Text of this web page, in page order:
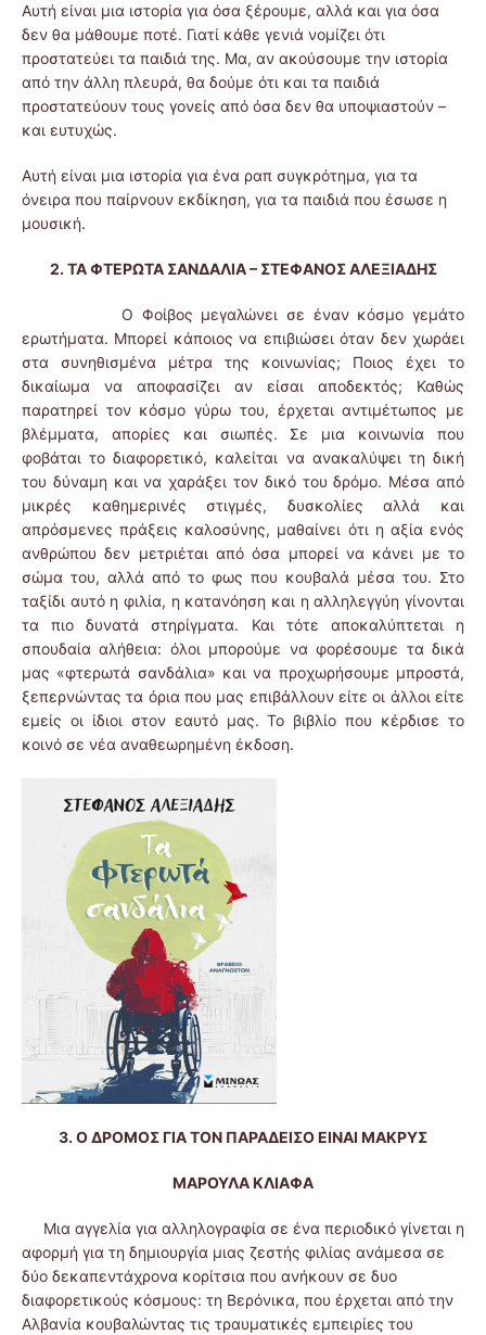
Αυτή είναι μια ιστορία για όσα ξέρουμε, αλλά και για όσα
δεν θα μάθουμε ποτέ. Γιατί κάθε γενιά νομίζει ότι
προστατεύει τα παιδιά της. Μα, αν ακούσουμε την ιστορία
από την άλλη πλευρά, θα δούμε ότι και τα παιδιά
προστατεύουν τους γονείς από όσα δεν θα υποψιαστούν –
και ευτυχώς.
Αυτή είναι μια ιστορία για ένα ραπ συγκρότημα, για τα
όνειρα που παίρνουν εκδίκηση, για τα παιδιά που έσωσε η
μουσική.
2. ΤΑ ΦΤΕΡΩΤΑ ΣΑΝΔΑΛΙΑ – ΣΤΕΦΑΝΟΣ ΑΛΕΞΙΑΔΗΣ
Ο Φοίβος μεγαλώνει σε έναν κόσμο γεμάτο
ερωτήματα. Μπορεί κάποιος να επιβιώσει όταν δεν χωράει
στα συνηθισμένα μέτρα της κοινωνίας; Ποιος έχει το
δικαίω­μα να αποφασίζει αν είσαι αποδεκτός; Καθώς
παρατηρεί τον κόσμο γύρω του, έρχεται αντιμέτωπος με
βλέμματα, απορίες και σιωπές. Σε μια κοινωνία που
φοβάται το διαφορετικό, καλείται να ανακαλύψει τη δική
του δύναμη και να χαράξει τον δικό του δρόμο. Μέσα από
μικρές καθημερινές στιγμές, δυσκολίες αλλά και
απρόσμενες πράξεις καλοσύνης, μαθαίνει ότι η αξία ενός
ανθρώπου δεν μετριέται από όσα μπορεί να κάνει με το
σώμα του, αλλά από το φως που κουβαλά μέσα του. Στο
ταξίδι αυτό η φιλία, η κατανόηση και η αλληλεγγύη γίνονται
τα πιο δυνατά στηρίγματα. Και τότε αποκαλύπτεται η
σπουδαία αλήθεια: όλοι μπορούμε να φορέσουμε τα δικά
μας «φτερωτά σανδάλια» και να προχωρήσουμε μπροστά,
ξεπερνώντας τα όρια που μας επιβάλλουν είτε οι άλλοι είτε
εμείς οι ίδιοι στον εαυτό μας. Το βιβλίο που κέρδισε το
κοινό σε νέα αναθεωρημένη έκδοση.
3. Ο ΔΡΟΜΟΣ ΓΙΑ ΤΟΝ ΠΑΡΑΔΕΙΣΟ ΕΙΝΑΙ ΜΑΚΡΥΣ
ΜΑΡΟΥΛΑ ΚΛΙΑΦΑ
Μια αγγελία για αλληλογραφία σε ένα περιοδικό γίνεται η
αφορμή για τη δημιουργία μιας ζεστής φιλίας ανάμεσα σε
δύο δεκαπεντάχρονα κορίτσια που ανήκουν σε δυο
διαφορετικούς κόσμους: τη Βερόνικα, που έρχεται από την
Αλβανία κουβαλώντας τις τραυματικές εμπειρίες του